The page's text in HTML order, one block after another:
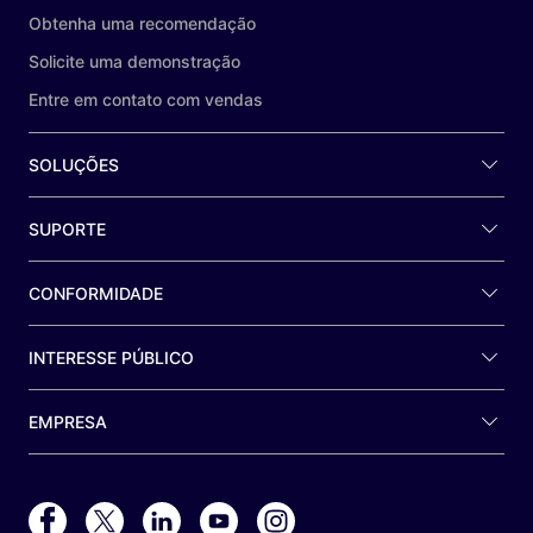
Obtenha uma recomendação
Solicite uma demonstração
Entre em contato com vendas
SOLUÇÕES
SUPORTE
CONFORMIDADE
INTERESSE PÚBLICO
EMPRESA